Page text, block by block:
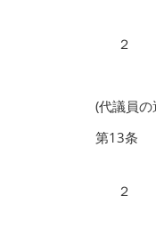
２
(代議員の
第13条
２